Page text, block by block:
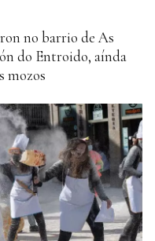
no barrio de As
do Entroido, aínda
mozos